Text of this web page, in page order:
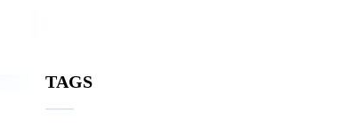
TAGS